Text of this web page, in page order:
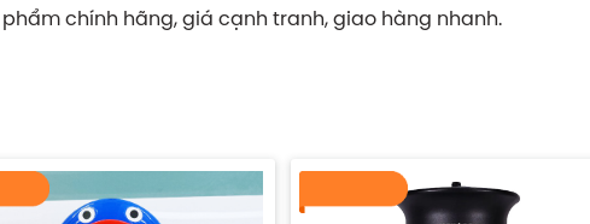
chính hãng, giá cạnh tranh, giao hàng nhanh.